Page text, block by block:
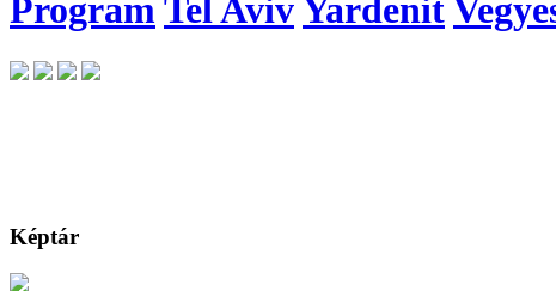
Program Tel AvivYardenit
Képtár